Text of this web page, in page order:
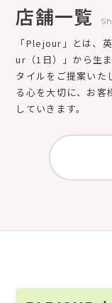
店舗一覧
「Plejour」とは、
ur（1日）」から生
タイルをご提案いた
る心を大切に、お客
していきます。